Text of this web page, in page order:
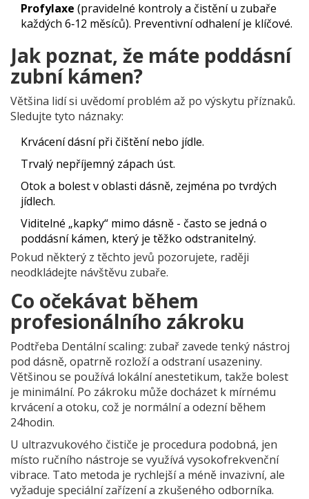
Profylaxe (pravidelné kontroly a čistění u zubaře
každých 6‑12 měsíců). Preventivní odhalení je klíčové.
Jak poznat, že máte poddásní
zubní kámen?
Většina lidí si uvědomí problém až po výskytu příznaků.
Sledujte tyto náznaky:
Krvácení dásní při čištění nebo jídle.
Trvalý nepříjemný zápach úst.
Otok a bolest v oblasti dásně, zejména po tvrdých
jídlech.
Viditelné „kapky“ mimo dásně - často se jedná o
poddásní kámen, který je těžko odstranitelný.
Pokud některý z těchto jevů pozorujete, raději
neodkládejte návštěvu zubaře.
Co očekávat během
profesionálního zákroku
Podtřeba Dentální scaling: zubař zavede tenký nástroj
pod dásně, opatrně rozloží a odstraní usazeniny.
Většinou se používá lokální anestetikum, takže bolest
je minimální. Po zákroku může docházet k mírnému
krvácení a otoku, což je normální a odezní během
24hodin.
U ultrazvukového čističe je procedura podobná, jen
místo ručního nástroje se využívá vysokofrekvenční
vibrace. Tato metoda je rychlejší a méně invazivní, ale
vyžaduje speciální zařízení a zkušeného odborníka.